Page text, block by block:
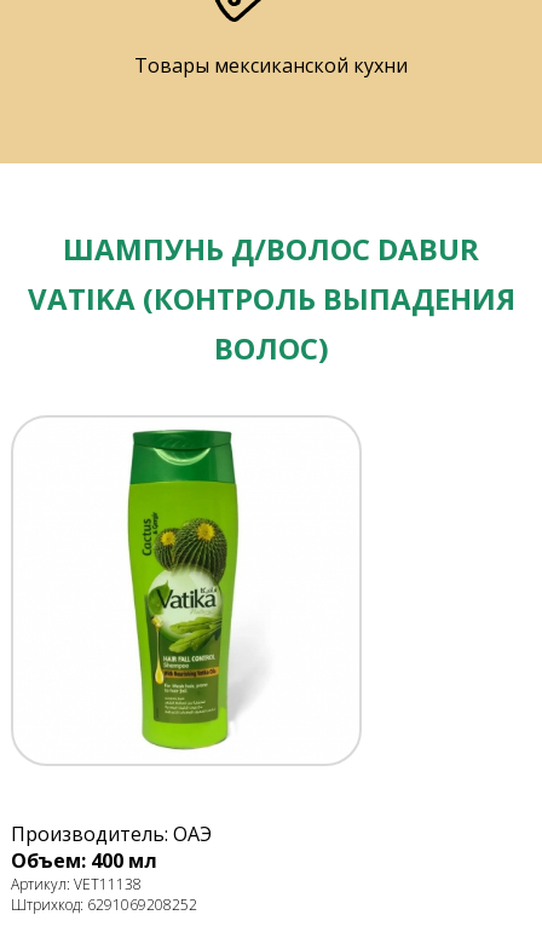
Товары мексиканской кухни
ШАМПУНЬ Д/ВОЛОС DABUR
VATIKA (КОНТРОЛЬ ВЫПАДЕНИЯ
ВОЛОС)
Производитель: ОАЭ
Объем: 400 мл
Артикул: VET11138
Штрихкод: 6291069208252